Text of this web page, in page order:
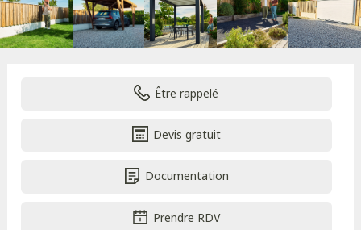
Être rappelé
Devis gratuit
Documentation
Prendre RDV